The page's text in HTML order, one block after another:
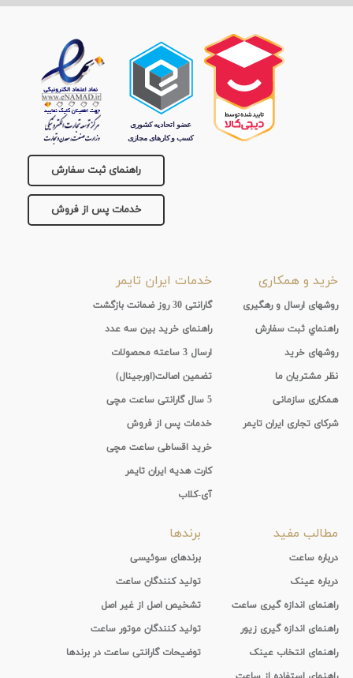
راهنمای ثبت سفارش
خدمات پس از فروش
خرید و همکاری
روشهای ارسال و رهگیری
راهنماي ثبت سفارش
روشهای خرید
نظر مشتریان ما
همکاری سازمانی
شرکای تجاری ایران تایمر
خدمات ایران تایمر
گارانتی 30 روز ضمانت بازگشت
راهنمای خرید بین سه عدد
ارسال 3 ساعته محصولات
تضمین اصالت(اورجینال)
5 سال گارانتی ساعت مچی
خدمات پس از فروش
خرید اقساطی ساعت مچی
کارت هدیه ایران تایمر
آی-کلاب
مطالب مفید
درباره ساعت
درباره عینک
راهنمای اندازه گیری ساعت
راهنمای اندازه گیری زیور
راهنمای انتخاب عینک
برندها
برندهای سوئیسی
تولید کنندگان ساعت
تشخیص اصل از غیر اصل
تولید کنندگان موتور ساعت
توضیحات گارانتی ساعت در برندها